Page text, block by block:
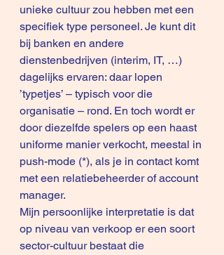
unieke cultuur zou hebben met een
specifiek type personeel. Je kunt dit
bij banken en andere
dienstenbedrijven (interim, IT, …)
dagelijks ervaren: daar lopen
’typetjes’ – typisch voor die
organisatie – rond. En toch wordt er
door diezelfde spelers op een haast
uniforme manier verkocht, meestal in
push-mode (*), als je in contact komt
met een relatiebeheerder of account
manager.
Mijn persoonlijke interpretatie is dat
op niveau van verkoop er een soort
sector-cultuur bestaat die